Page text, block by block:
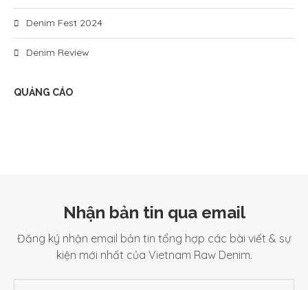
Denim Fest 2024
Denim Review
QUẢNG CÁO
Nhận bản tin qua email
Đăng ký nhận email bản tin tổng hợp các bài viết & sự
kiện mới nhất của Vietnam Raw Denim.